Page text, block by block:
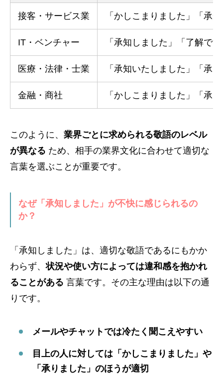
接客・サービス業 「かしこまりました」「承
IT・ベンチャー 「承知しました」「了解で
医療・法律・士業 「承知いたしました」「承
金融・商社 「かしこまりました」「承
このように、 業界ごとに求められる敬語のレベル
が異なる ため、相手の業界文化に合わせて適切な
言葉を選ぶことが重要です。
なぜ「承知しました」が不快に感じられるの
か？
「承知しました」は、適切な敬語であるにもかか
わらず、状況や使い方によっては違和感を抱かれ
ることがある 言葉です。その主な理由は以下の通
りです。
メールやチャットでは冷たく聞こえやすい
目上の人に対しては「かしこまりました」や
「承りました」のほうが適切